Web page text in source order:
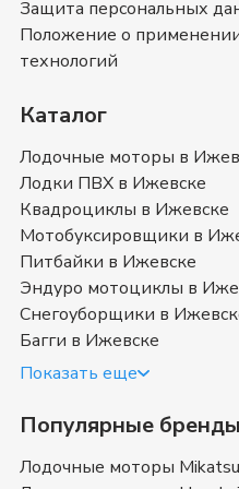
вы можете ознакомиться
Снегоуборщики Snapperи
Снегоуборщики
Позвоните нам по
(3412) 70-83-47 или 8
удовольствием ответим
вопросы о покупке
Снегоуборщики Snapper
Ижевске, Удмуртияи в
Купить
Ижевске
снегоуборочник) Снаппер —
расчистки территории от
(измельчение и выброс).
Защита персональных
Положение о
технологий
Каталог
Лодочные моторы в
Лодки ПВХ в Ижевске
Квадроциклы в Ижевске
Мотобуксировщики в
Питбайки в Ижевске
Эндуро мотоциклы в
Снегоуборщики в
Багги в Ижевске
Показать еще
Популярные бренды
Лодочные моторы Mikatsu